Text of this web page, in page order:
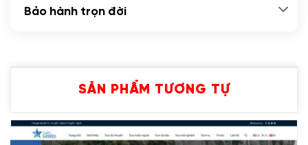
Bảo hành trọn đời
SẢN PHẨM TƯƠNG TỰ